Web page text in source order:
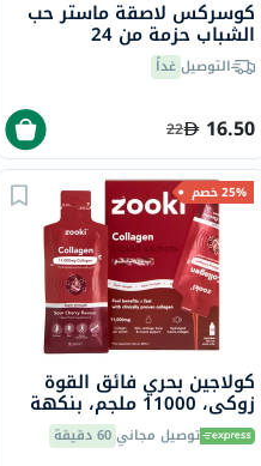
كوسركس لاصقة ماستر حب
الشباب حزمة من 24
التوصيلغداً
16.50
22
25% خصم
كولاجين بحري فائق القوة
زوكي، 11000 ملجم، بنكهة
الكرز الحامض، للأطفال، كيس
18.5 مل، 14 قطعة توصيل مجاني60 دقيقة